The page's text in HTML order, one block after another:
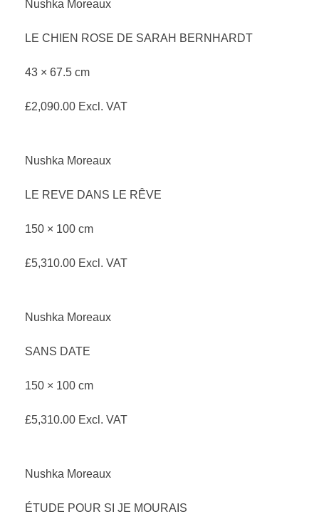
Nushka Moreaux
LE CHIEN ROSE DE SARAH BERNHARDT
43 × 67.5 cm
£2,090.00 Excl. VAT
Nushka Moreaux
LE REVE DANS LE RÊVE
150 × 100 cm
£5,310.00 Excl. VAT
Nushka Moreaux
SANS DATE
150 × 100 cm
£5,310.00 Excl. VAT
Nushka Moreaux
ÉTUDE POUR SI JE MOURAIS